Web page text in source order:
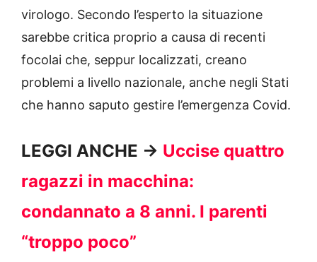
virologo. Secondo l’esperto la situazione
sarebbe critica proprio a causa di recenti
focolai che, seppur localizzati, creano
problemi a livello nazionale, anche negli Stati
che hanno saputo gestire l’emergenza Covid.
LEGGI ANCHE -> Uccise quattro
ragazzi in macchina:
condannato a 8 anni. I parenti
“troppo poco”